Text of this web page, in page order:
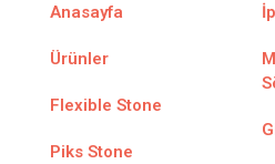
Anasayfa
Ürünler
Flexible Stone
Piks Stone